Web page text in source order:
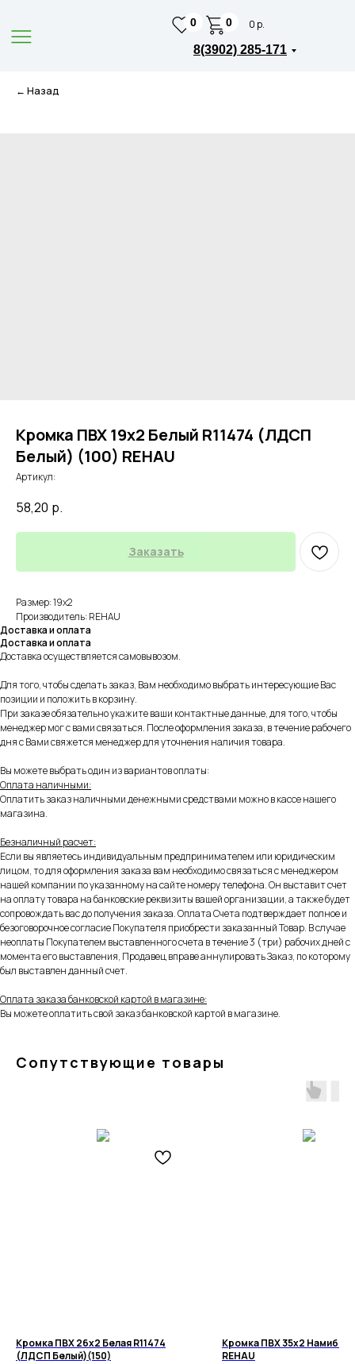
8(3902) 285-171
0 0 р.
0
← Назад
Кромка ПВХ 19х2 Белый R11474 (ЛДСП
Белый) (100) REHAU
Артикул:
58,20 р.
Заказать
Размер: 19х2
Производитель: REHAU
Доставка и оплата
Доставка и оплата
Доставка осуществляется самовывозом.
Для того, чтобы сделать заказ, Вам необходимо выбрать интересующие Вас
позиции и положить в корзину.
При заказе обязательно укажите ваши контактные данные, для того, чтобы
менеджер мог с вами связаться. После оформления заказа, в течение рабочего
дня с Вами свяжется менеджер для уточнения наличия товара.
Вы можете выбрать один из вариантов оплаты:
Оплата наличными:
Оплатить заказ наличными денежными средствами можно в кассе нашего
магазина.
Безналичный расчет:
Если вы являетесь индивидуальным предпринимателем или юридическим
лицом, то для оформления заказа вам необходимо связаться с менеджером
нашей компании по указанному на сайте номеру телефона. Он выставит счет
на оплату товара на банковские реквизиты вашей организации, а также будет
сопровождать вас до получения заказа. Оплата Счета подтверждает полное и
безоговорочное согласие Покупателя приобрести заказанный Товар. В случае
неоплаты Покупателем выставленного счета в течение 3 (три) рабочих дней с
момента его выставления, Продавец вправе аннулировать Заказ, по которому
был выставлен данный счет.
Оплата заказа банковской картой в магазине:
Вы можете оплатить свой заказ банковской картой в магазине.
Сопутствующие товары
Кромка ПВХ 26х2 Белая R11474
(ЛДСП Белый)(150)
Кромка ПВХ 35х2 Намибия
REHAU